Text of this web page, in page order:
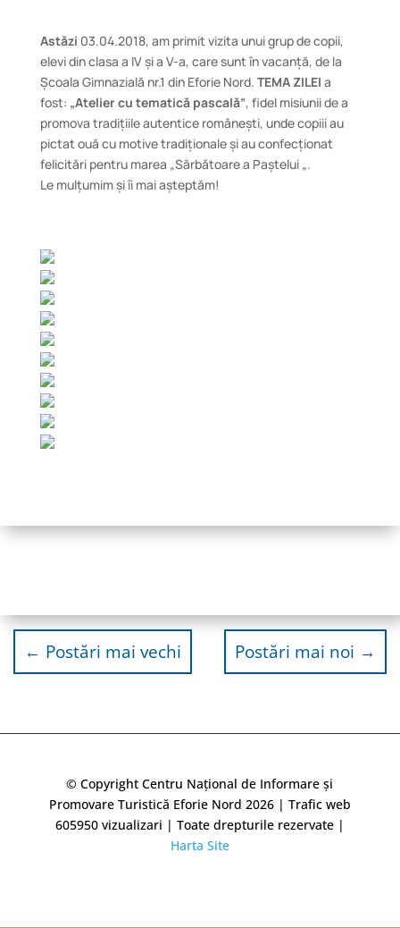
Astăzi 03.04.2018, am primit vizita unui grup de copii,
elevi din clasa a IV și a V-a, care sunt în vacanță, de la
Școala Gimnazială nr.1 din Eforie Nord. TEMA ZILEI a
fost: „Atelier cu tematică pascală”, fidel misiunii de a
promova tradițiile autentice românești, unde copiii au
pictat ouă cu motive tradiționale și au confecționat
felicitări pentru marea „Sărbătoare a Paștelui „.
Le mulțumim și îi mai așteptăm!
← Postări mai vechi Postări mai noi →
© Copyright Centru Național de Informare și
Promovare Turistică Eforie Nord 2026 | Trafic web
605950vizualizari | Toate drepturile rezervate |
Harta Site